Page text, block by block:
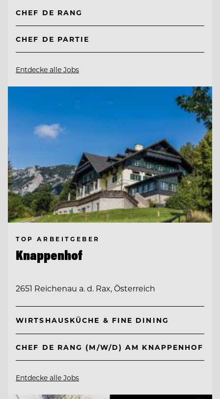
CHEF DE RANG
CHEF DE PARTIE
Entdecke alle Jobs
TOP ARBEITGEBER
Knappenhof
2651 Reichenau a. d. Rax, Österreich
WIRTSHAUSKÜCHE & FINE DINING
CHEF DE RANG (M/W/D) AM KNAPPENHOF
Entdecke alle Jobs